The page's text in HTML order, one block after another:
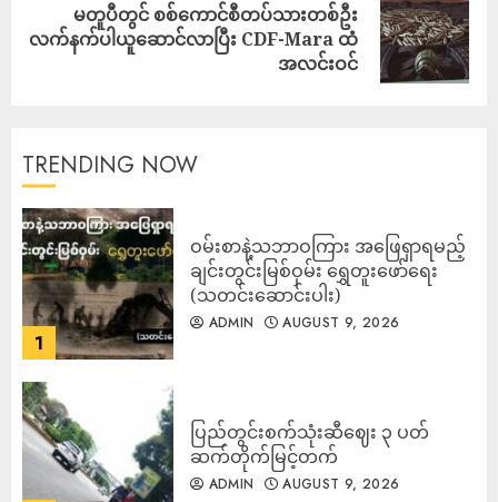
မတူပီတွင် စစ်ကောင်စီတပ်သားတစ်ဦး
လက်နက်ပါယူဆောင်လာပြီး CDF-Mara ထံ
အလင်းဝင်
TRENDING NOW
1
ဝမ်းစာနဲ့သဘာဝကြား အဖြေရှာရမည့်
ချင်းတွင်းမြစ်ဝှမ်း ရွှေတူးဖော်ရေး
(သတင်းဆောင်းပါး)
ADMIN AUGUST 9, 2026
ပြည်တွင်းစက်သုံးဆီဈေး ၃ ပတ်
ဆက်တိုက်မြင့်တက်
ADMIN AUGUST 9, 2026